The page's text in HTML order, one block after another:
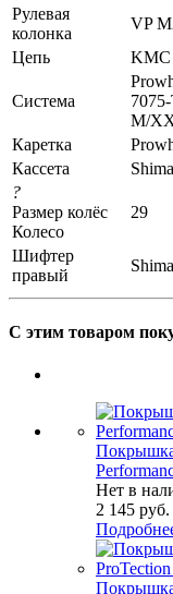
Рулевая
колонка
VP
Цепь
KMC
Система
M/
Каретка
Кассета
?
Размер колёс
Колесо
29
Шифтер
правый
С этим товаром
Нет в
2 145 руб.